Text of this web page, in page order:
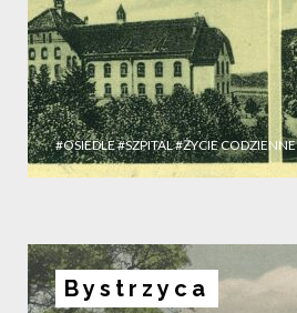
#OSIEDLE#SZPITAL#ŻYCIE CODZIENNE
Bystrzyca